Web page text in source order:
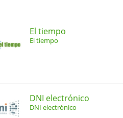
El tiempo
El tiempo
DNI electrónico
DNI electrónico